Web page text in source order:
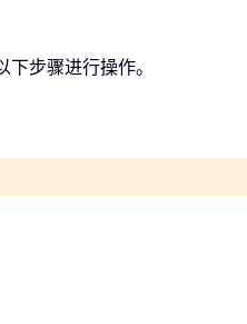
下步骤进行操作。